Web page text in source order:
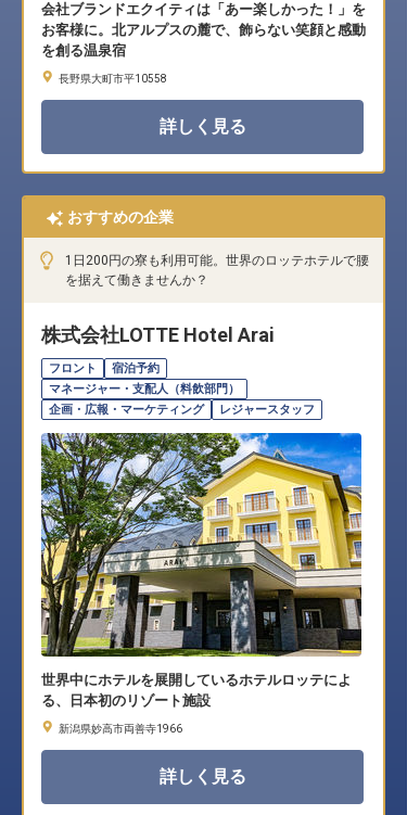
会社ブランドエクイティは「あー楽しかった！」を
お客様に。北アルプスの麓で、飾らない笑顔と感動
を創る温泉宿
長野県大町市平10558
詳しく見る
おすすめの企業
1日200円の寮も利用可能。世界のロッテホテルで腰
を据えて働きませんか？
株式会社LOTTE Hotel Arai
フロント
宿泊予約
マネージャー・支配人（料飲部門）
企画・広報・マーケティング
レジャースタッフ
世界中にホテルを展開しているホテルロッテによ
る、日本初のリゾート施設
新潟県妙高市両善寺1966
詳しく見る